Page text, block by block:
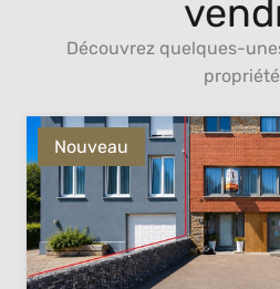
Découvrez quelques-
Nouveau